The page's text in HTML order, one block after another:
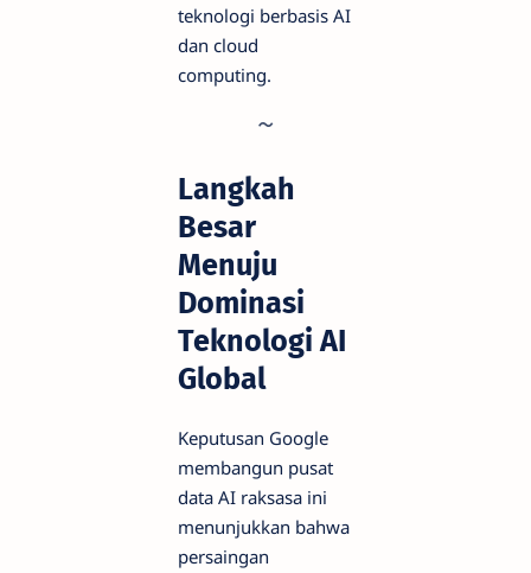
teknologi berbasis AI
dan cloud
computing.
Langkah
Besar
Menuju
Dominasi
Teknologi AI
Global
Keputusan Google
membangun pusat
data AI raksasa ini
menunjukkan bahwa
persaingan